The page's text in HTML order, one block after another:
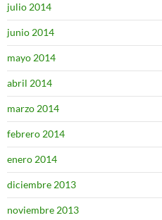
julio 2014
junio 2014
mayo 2014
abril 2014
marzo 2014
febrero 2014
enero 2014
diciembre 2013
noviembre 2013